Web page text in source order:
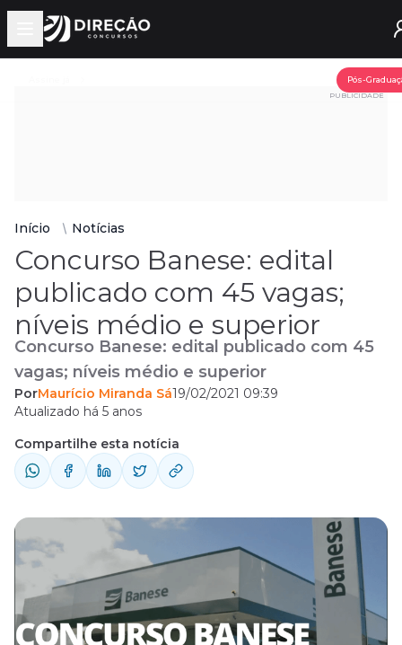
Open main menu
Pós-
PUBLICIDADE
Início Notícias
Concurso Banese: edital
publicado com 45 vagas;
níveis médio e superior
Concurso Banese: edital publicado com 45
vagas; níveis médio e superior
PorMaurício Miranda Sá19/02/2021 09:39
Atualizado há 5 anos
Compartilhe esta notícia